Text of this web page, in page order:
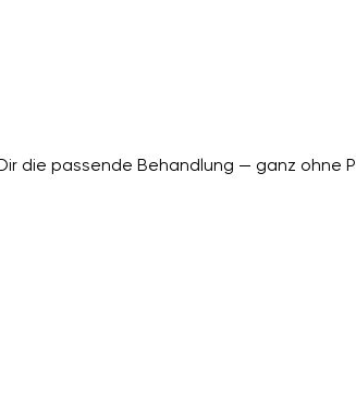
die passende Behandlung — ganz ohne